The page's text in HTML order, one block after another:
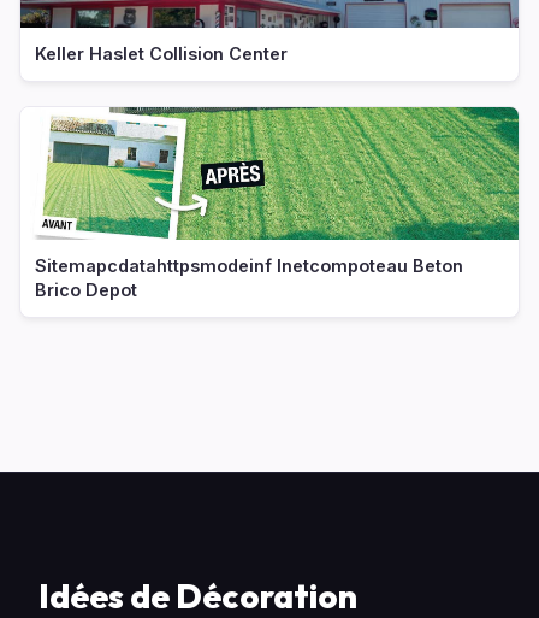
Keller Haslet Collision Center
Sitemapcdatahttpsmodeinf Inetcompoteau Beton
Brico Depot
Idées de Décoration